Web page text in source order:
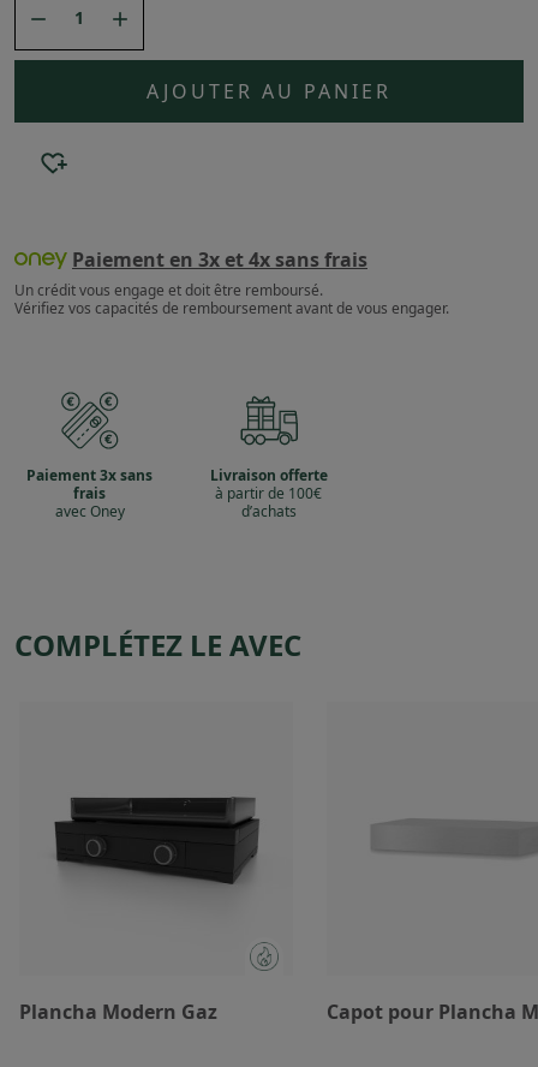
 
AJOUTER AU PANIER
Paiement en 3x et 4x sans frais
Un crédit vous engage et doit être remboursé.
Vérifiez vos capacités de remboursement avant de vous engager.
Paiement 3x sans
frais
avec Oney
Livraison offerte
à partir de 100€
d’achats
COMPLÉTEZ LE AVEC
Plancha Modern Gaz Capot pour Plancha